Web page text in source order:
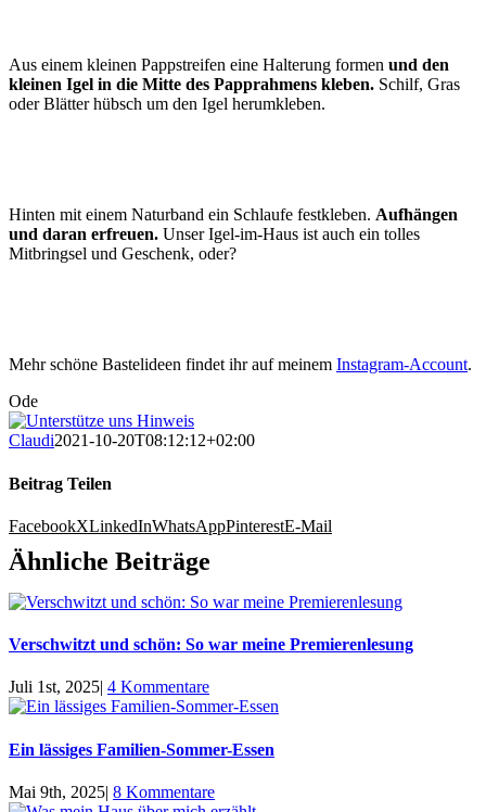
Aus einem kleinen Pappstreifen eine Halterung formen und den
kleinen Igel in die Mitte des Papprahmens kleben. Schilf, Gras
oder Blätter hübsch um den Igel herumkleben.
Hinten mit einem Naturband ein Schlaufe festkleben. Aufhängen
und daran erfreuen. Unser Igel-im-Haus ist auch ein tolles
Mitbringsel und Geschenk, oder?
Mehr schöne Bastelideen findet ihr auf meinem Instagram-Account.
Ode
Claudi2021-10-20T08:12:12+02:00
Beitrag Teilen
FacebookXLinkedInWhatsAppPinterestE-Mail
Ähnliche Beiträge
Verschwitzt und schön: So war meine Premierenlesung
Juli 1st, 2025| 4 Kommentare
Ein lässiges Familien-Sommer-Essen
Mai 9th, 2025| 8 Kommentare